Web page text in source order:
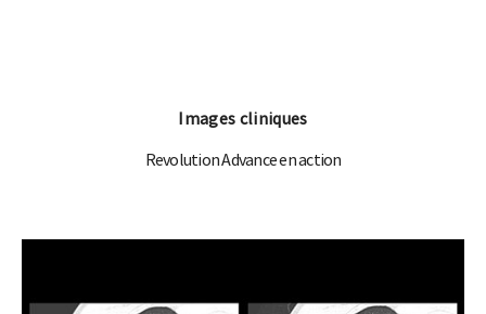
Images cliniques
Revolution Advance en action